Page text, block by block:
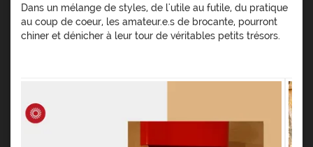
Dans un mélange de styles, de l'utile au futile, du pratique
au coup de coeur, les amateur.e.s de brocante, pourront
chiner et dénicher à leur tour de véritables petits trésors.